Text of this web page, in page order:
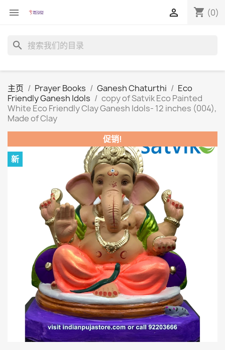
 shopping_cart (0)

search
主页 Prayer Books Ganesh Chaturthi
Eco
Friendly Ganesh Idols
copy of Satvik Eco Painted
White Eco Friendly Clay Ganesh Idols- 12 inches (004),
Made of Clay
促销!
新